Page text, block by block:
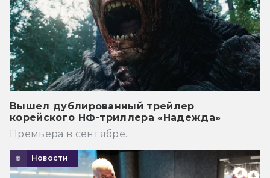
Вышел дублированный трейлер
корейского НФ-триллера «Надежда»
Премьера в сентябре.
Новости